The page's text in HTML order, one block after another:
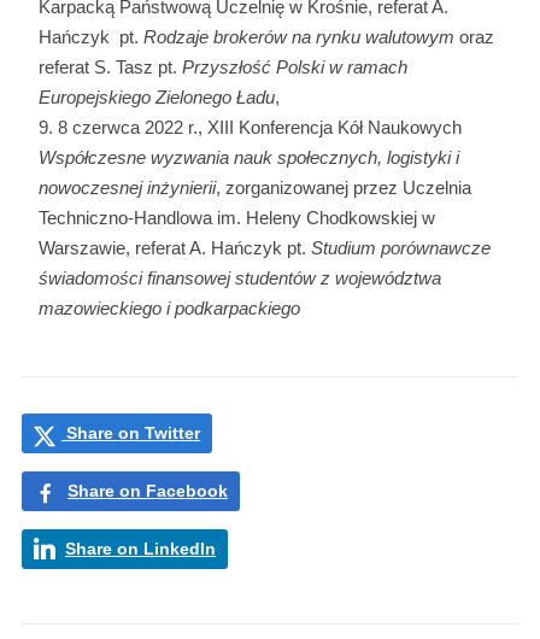
Karpacką Państwową Uczelnię w Krośnie, referat A.
Hańczyk pt. Rodzaje brokerów na rynku walutowym oraz
referat S. Tasz pt. Przyszłość Polski w ramach
Europejskiego Zielonego Ładu,
8 czerwca 2022 r., XIII Konferencja Kół Naukowych
Współczesne wyzwania nauk społecznych, logistyki i
nowoczesnej inżynierii, zorganizowanej przez Uczelnia
Techniczno-Handlowa im. Heleny Chodkowskiej w
Warszawie, referat A. Hańczyk pt. Studium porównawcze
świadomości finansowej studentów z województwa
mazowieckiego i podkarpackiego
Share on Twitter
Share on Facebook
Share on LinkedIn